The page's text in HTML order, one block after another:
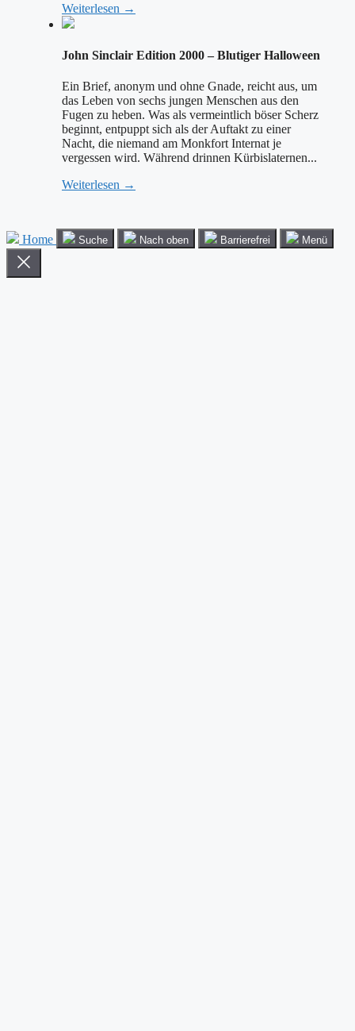
Weiterlesen →
John Sinclair Edition 2000 – Blutiger Halloween
Ein Brief, anonym und ohne Gnade, reicht aus, um
das Leben von sechs jungen Menschen aus den
Fugen zu heben. Was als vermeintlich böser Scherz
beginnt, entpuppt sich als der Auftakt zu einer
Nacht, die niemand am Monkfort Internat je
vergessen wird. Während drinnen Kürbislaternen...
Weiterlesen →
Home Suche Nach oben Barrierefrei Menü